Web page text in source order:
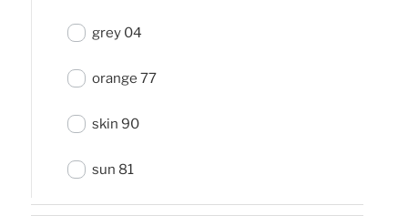
grey 04
orange 77
skin 90
sun 81